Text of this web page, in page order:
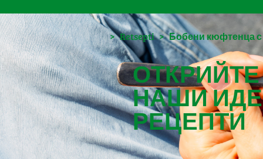
> Retsepti > Бобени кюфтенца
НАШИ
РЕЦЕПТИ